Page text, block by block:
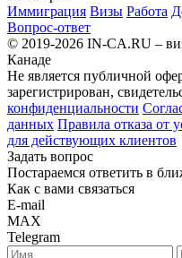
Иммиграция Визы Работа
Вопрос-ответ
© 2019-2026 IN-CA.RU –
Канаде
Не является публичной
зарегистрирован,
конфиденциальности
данных Правила отказа от
для действующих клиентов
Задать вопрос
Постараемся ответить в
Как с вами связаться
E-mail
MAX
Telegram